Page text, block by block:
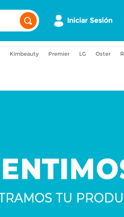
Iniciar Sesión
Kimbeauty Premier LG Oster